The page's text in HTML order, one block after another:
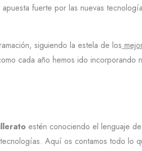
fuerte por las nuevas
siguiendo la estela de los
cada año hemos ido incorporando
estén conociendo el lenguaje
Aquí os contamos todo lo